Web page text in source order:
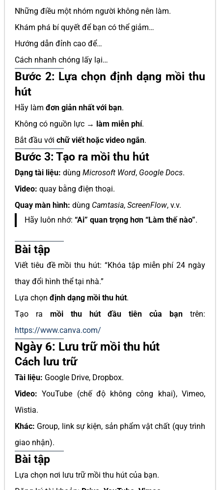
Những điều một nhóm người không nên làm.
Khám phá bí quyết để bạn có thể giảm…
Hướng dẫn đỉnh cao để…
Cách nhanh chóng lấy lại…
Bước 2: Lựa chọn định dạng mồi thu
hút
Hãy làm đơn giản nhất với bạn.
Không có nguồn lực → làm miễn phí.
Bắt đầu với chữ viết hoặc video ngắn.
Bước 3: Tạo ra mồi thu hút
Dạng tài liệu: dùng Microsoft Word, Google Docs.
Video: quay bằng điện thoại.
Quay màn hình: dùng Camtasia, ScreenFlow, v.v.
Hãy luôn nhớ: “Ai” quan trọng hơn “Làm thế nào”.
Bài tập
Viết tiêu đề mồi thu hút: “Khóa tập miễn phí 24 ngày
thay đổi hình thể tại nhà.”
Lựa chọn định dạng mồi thu hút.
Tạo ra mồi thu hút đầu tiên của bạn trên:
https://www.canva.com/
Ngày 6: Lưu trữ mồi thu hút
Cách lưu trữ
Tài liệu: Google Drive, Dropbox.
Video: YouTube (chế độ không công khai), Vimeo,
Wistia.
Khác: Group, link sự kiện, sản phẩm vật chất (quy trình
giao nhận).
Bài tập
Lựa chọn nơi lưu trữ mồi thu hút của bạn.